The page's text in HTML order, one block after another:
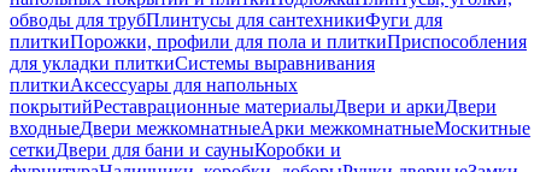
обводы для трубПлинтусы для сантехникиФуги для
плиткиПорожки, профили для пола и плиткиПриспособления
для укладки плиткиСистемы выравнивания
плиткиАксессуары для напольных
покрытийРеставрационные материалыДвери и аркиДвери
входныеДвери межкомнатныеАрки межкомнатныеМоскитные
сеткиДвери для бани и сауныКоробки и